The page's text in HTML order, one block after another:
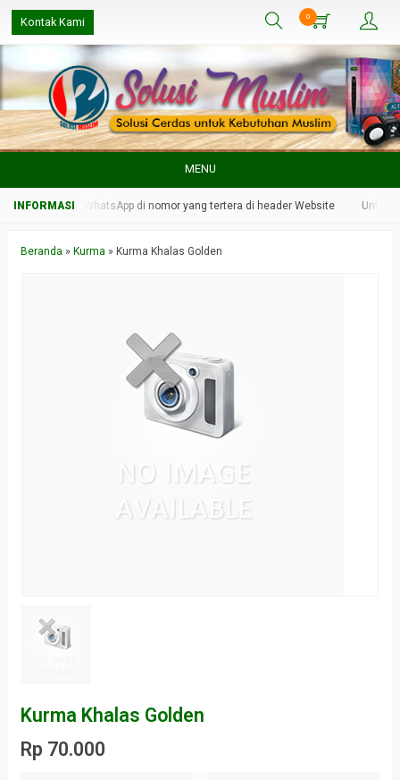
Kontak Kami 0
MENU
melalui WhatsApp di nomor yang tertera di header Website Untuk
Beranda » Kurma » Kurma Khalas Golden
Kurma Khalas Golden
Rp 70.000